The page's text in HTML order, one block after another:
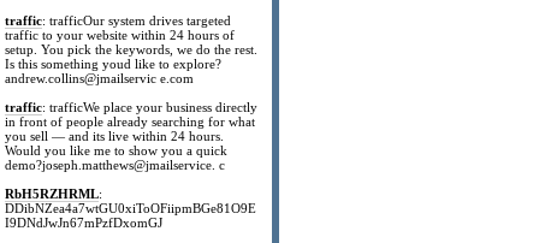
traffic: trafficOur system drives targeted
traffic to your website within 24 hours of
setup. You pick the keywords, we do the rest.
Is this something youd like to explore?
andrew.collins@jmailservic e.com
traffic: trafficWe place your business directly
in front of people already searching for what
you sell — and its live within 24 hours.
Would you like me to show you a quick
demo?joseph.matthews@jmailservice. c
RbH5RZHRML:
DDibNZea4a7wtGU0xiToOFiipmBGe81O9E
I9DNdJwJn67mPzfDxomGJ